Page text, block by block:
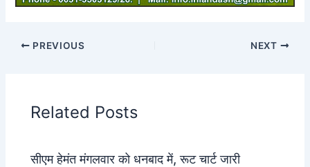
PREVIOUS NEXT
Related Posts
सीएम हेमंत मंगलवार को धनबाद में, रूट चार्ट जारी